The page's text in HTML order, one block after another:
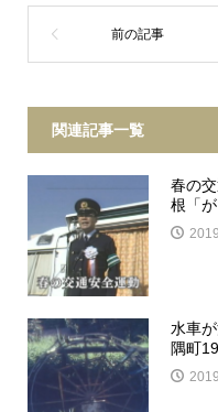
関連記事一覧
春の
根「が
水車
隅町